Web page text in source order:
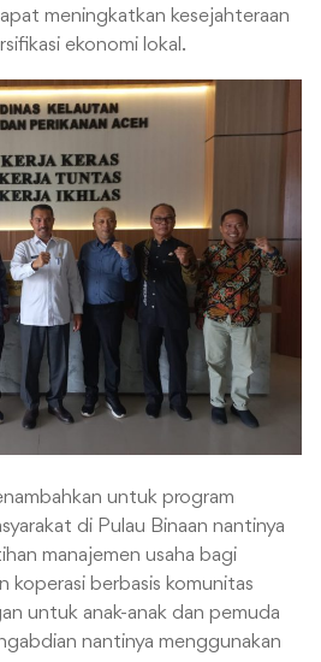
meningkatkan kesejahteraan
ekonomi lokal.
untuk program
di Pulau Binaan nantinya
manajemen usaha bagi
koperasi berbasis komunitas
untuk anak-anak dan pemuda
nantinya menggunakan